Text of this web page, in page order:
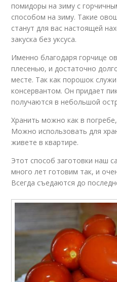
помидоры на зиму с
способом на зиму. Такие
станут для вас настоящей
закуска без уксуса.
Именно благодаря горчице
плесенью, и достаточно
месте. Так как порошок
консервантом. Он придает
получаются в небольшой
Хранить можно как в
Можно использовать для
живете в квартире.
Этот способ заготовки наш
много лет готовим так, и
Всегда съедаются до